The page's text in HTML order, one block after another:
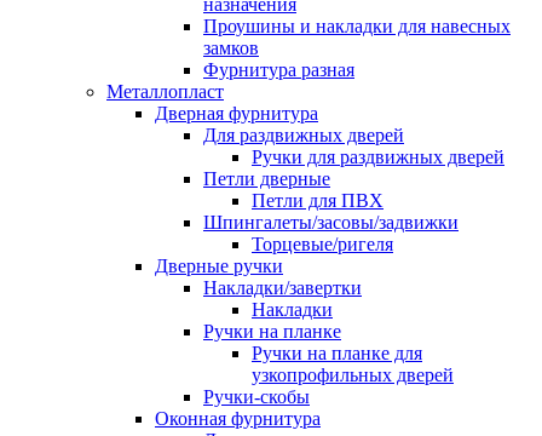
назначения
Проушины и накладки для навесных
замков
Фурнитура разная
Металлопласт
Дверная фурнитура
Для раздвижных дверей
Ручки для раздвижных дверей
Петли дверные
Петли для ПВХ
Шпингалеты/засовы/задвижки
Торцевые/ригеля
Дверные ручки
Накладки/завертки
Накладки
Ручки на планке
Ручки на планке для
узкопрофильных дверей
Ручки-скобы
Оконная фурнитура